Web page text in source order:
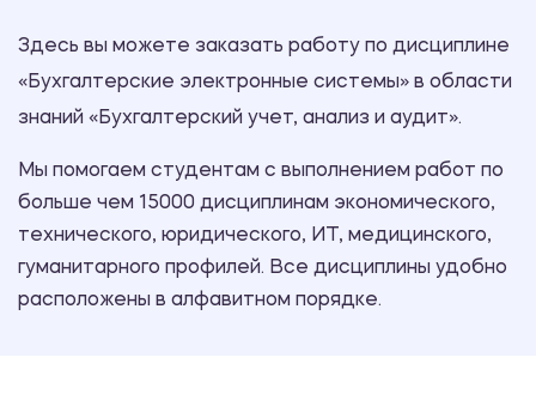
Здесь вы можете заказать работу по дисциплине
«Бухгалтерские электронные системы» в области
знаний «Бухгалтерский учет, анализ и аудит».
Мы помогаем студентам с выполнением работ по
больше чем 15000 дисциплинам экономического,
технического, юридического, ИТ, медицинского,
гуманитарного профилей. Все дисциплины удобно
расположены в алфавитном порядке.